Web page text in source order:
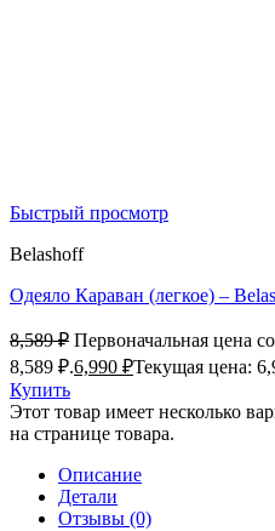
Быстрый просмотр
Belashoff
Одеяло Караван (легкое) –
8,589₽ Первоначальная цена
8,589 ₽.6,990 ₽Текущая цена:
Купить
Этот товар имеет несколько
на странице товара.
Описание
Детали
Отзывы (0)